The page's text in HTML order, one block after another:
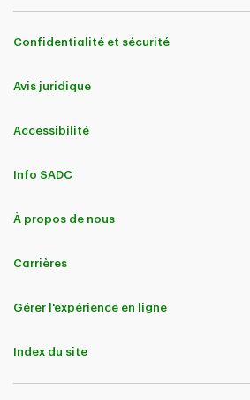
Confidentialité et sécurité
Avis juridique
Accessibilité
Info SADC
À propos de nous
Carrières
Gérer l'expérience en ligne
Index du site